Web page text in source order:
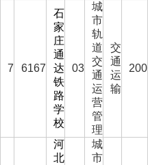
7 6167
石
家
庄
通
达
铁
路
学
校
03
城
市
轨
道
交
通
运
营
管
理
交
通
运
输
200
河
北
城
市